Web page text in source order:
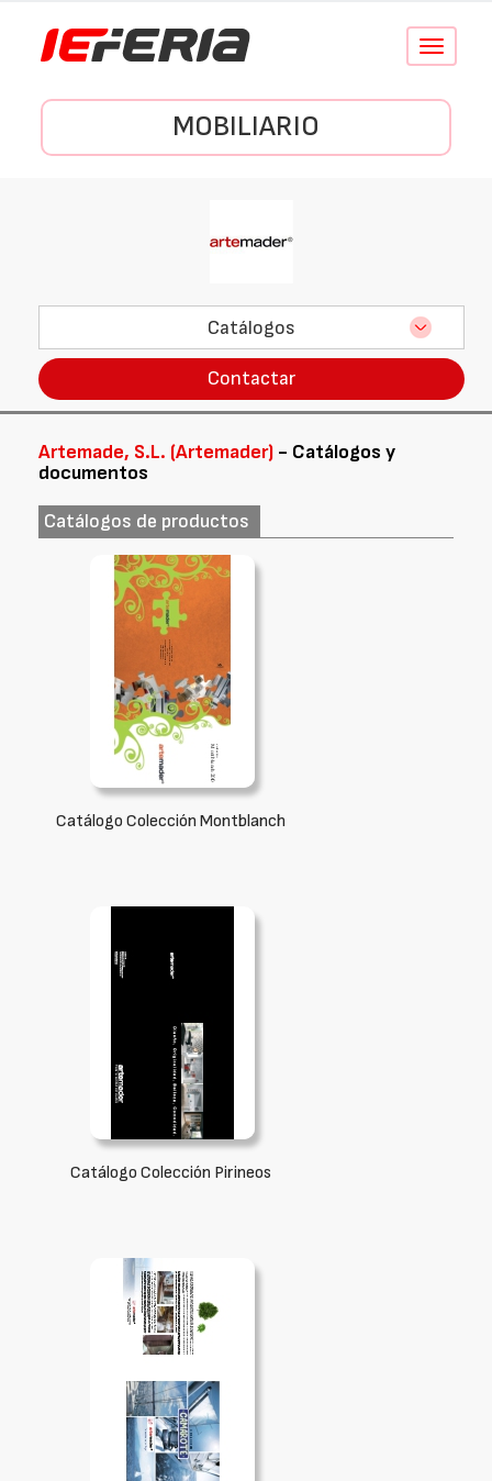
Conmutar
MOBILIARIO
Catálogos
Contactar
Artemade, S.L. (Artemader) - Catálogos y
documentos
Catálogos de productos
Catálogo Colección Montblanch
Catálogo Colección Pirineos